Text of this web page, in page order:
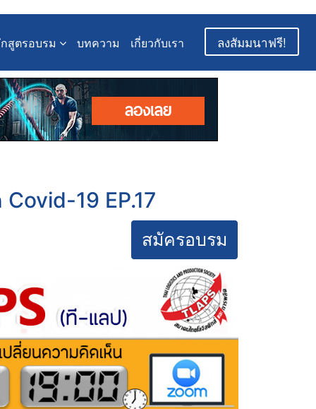
สูตรอบรม บทความ เกี่ยวกับเรา ลงสัมมนาฟรี!
19​ EP.17
สมัครอบรม